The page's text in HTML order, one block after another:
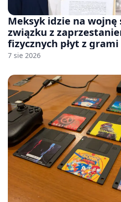
Meksyk idzie na wojnę
związku z
fizycznych płyt z grami
7 sie 2026